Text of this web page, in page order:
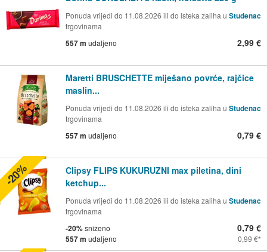
Ponuda vrijedi do 11.08.2026 ili do isteka zaliha u Studenac
trgovinama
557 m udaljeno 2,99 €
Maretti BRUSCHETTE miješano povrće, rajčice
maslin...
Ponuda vrijedi do 11.08.2026 ili do isteka zaliha u Studenac
trgovinama
557 m udaljeno 0,79 €
Clipsy FLIPS KUKURUZNI max piletina, dini
ketchup...
Ponuda vrijedi do 11.08.2026 ili do isteka zaliha u Studenac
trgovinama
-20%sniženo
557 m udaljeno
0,79 €
0,99 €
-20%